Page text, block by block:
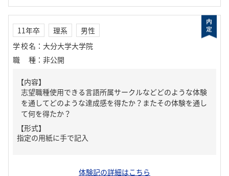
11年卒 理系
男性
学校名 ： 大分大学大学院
職種 ： 非公開
【内容】
志望職種使用できる言語所属サークルなどどのような体験
を通してどのような達成感を得たか？またその体験を通し
て何を得たか？
【形式】
指定の用紙に手で記入
体験記の詳細はこちら